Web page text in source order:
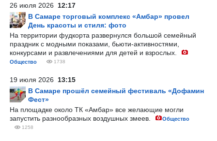
26 июля 2026 12:17
В Самаре торговый комплекс «Амбар» провел
День красоты и стиля: фото
На территории фудкорта развернулся большой семейный
праздник с модными показами, бьюти-активностями,
конкурсами и развлечениями для детей и взрослых.
Общество 1738
19 июля 2026 13:15
В Самаре прошёл семейный фестиваль «Дофамин
Фест»
На площадке около ТК «Амбар» все желающие могли
запустить разнообразных воздушных змеев.
Общество
1258